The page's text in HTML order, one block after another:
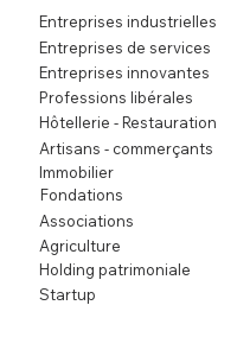
Entreprises industrielles
Entreprises de services
Entreprises innovantes
Professions libérales
Hôtellerie - Restauration
Artisans - commerçants
Immobilier
Fondations
Associations
Agriculture
Holding patrimoniale
Startup